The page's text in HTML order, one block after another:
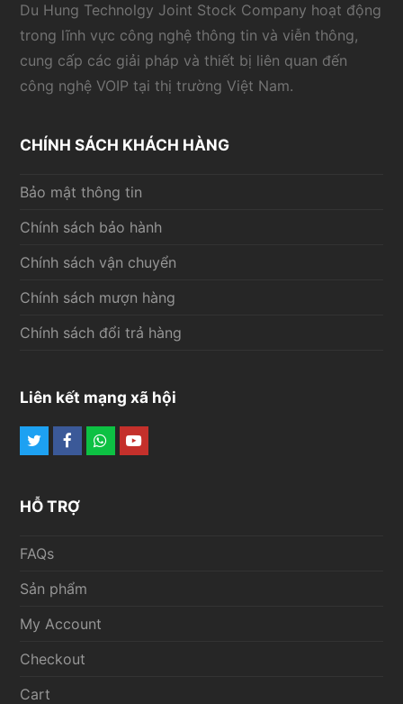
Du Hung Technolgy Joint Stock Company hoạt động
trong lĩnh vực công nghệ thông tin và viễn thông,
cung cấp các giải pháp và thiết bị liên quan đến
công nghệ VOIP tại thị trường Việt Nam.
CHÍNH SÁCH KHÁCH HÀNG
Bảo mật thông tin
Chính sách bảo hành
Chính sách vận chuyển
Chính sách mượn hàng
Chính sách đổi trả hàng
Liên kết mạng xã hội
TwitterFacebook
Whatsapp
Youtube
HỖ TRỢ
FAQs
Sản phẩm
My Account
Checkout
Cart